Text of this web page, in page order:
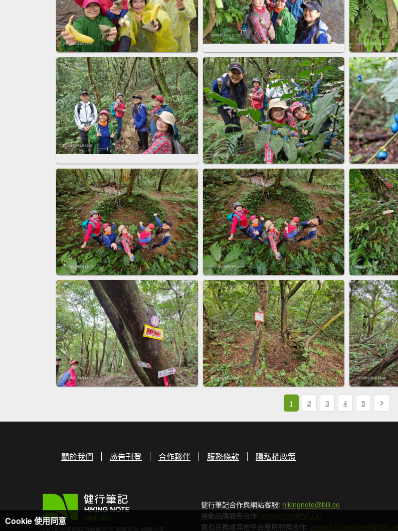
1 2 3 4 5
關於我們 廣告刊登 合作夥伴 服務條款 隱私權政策
健行筆記合作與網站客服: hikingnote@biji.co
運動品牌廣告合作: jacky.chen@h2u.ai
寶石任務或其他平台應用服務合作: vincent.changchien@h2u.ai
Cookie 使用同意